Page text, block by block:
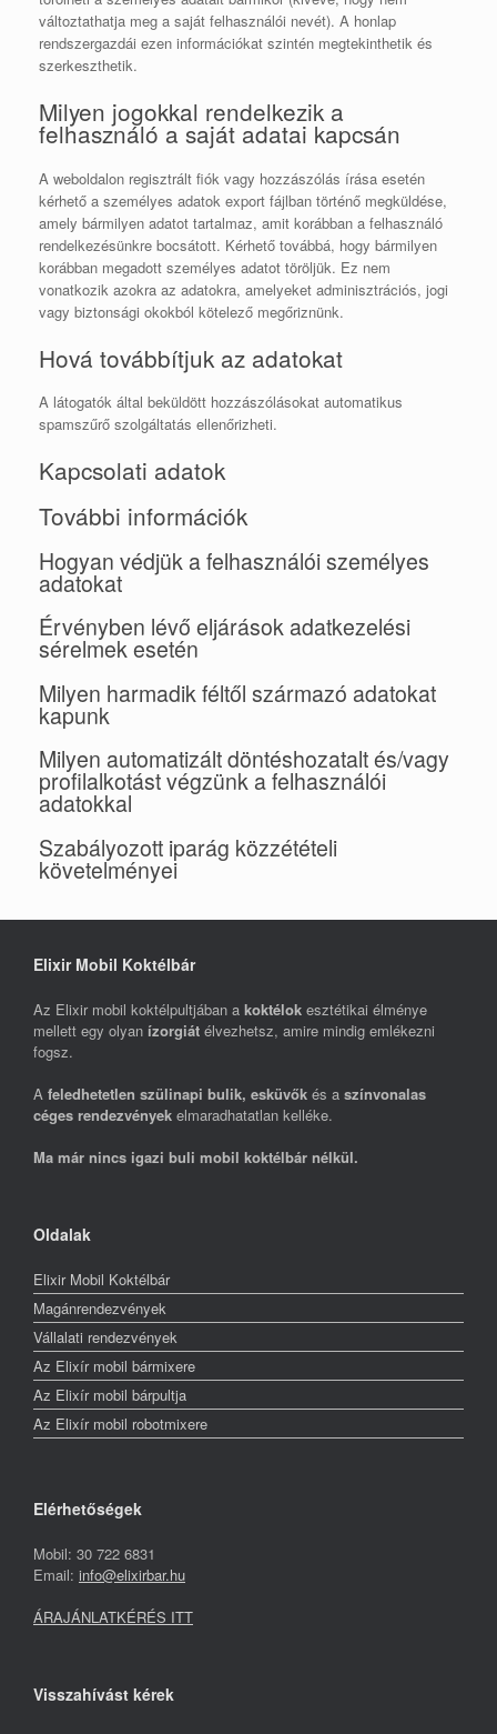
változtathatja meg a saját felhasználói nevét). A honlap
rendszergazdái ezen információkat szintén megtekinthetik és
szerkeszthetik.
Milyen jogokkal rendelkezik a
felhasználó a saját adatai kapcsán
A weboldalon regisztrált fiók vagy hozzászólás írása esetén
kérhető a személyes adatok export fájlban történő megküldése,
amely bármilyen adatot tartalmaz, amit korábban a felhasználó
rendelkezésünkre bocsátott. Kérhető továbbá, hogy bármilyen
korábban megadott személyes adatot töröljük. Ez nem
vonatkozik azokra az adatokra, amelyeket adminisztrációs, jogi
vagy biztonsági okokból kötelező megőriznünk.
Hová továbbítjuk az adatokat
A látogatók által beküldött hozzászólásokat automatikus
spamszűrő szolgáltatás ellenőrizheti.
Kapcsolati adatok
További információk
Hogyan védjük a felhasználói személyes
adatokat
Érvényben lévő eljárások adatkezelési
sérelmek esetén
Milyen harmadik féltől származó adatokat
kapunk
Milyen automatizált döntéshozatalt és/vagy
profilalkotást végzünk a felhasználói
adatokkal
Szabályozott iparág közzétételi
követelményei
Elixir Mobil Koktélbár
Az Elixir mobil koktélpultjában a koktélok esztétikai élménye
mellett egy olyan ízorgiát élvezhetsz, amire mindig emlékezni
fogsz.
A feledhetetlen szülinapi bulik, esküvők és a színvonalas
céges rendezvények elmaradhatatlan kelléke.
Ma már nincs igazi buli mobil koktélbár nélkül.
Oldalak
Elixir Mobil Koktélbár
Magánrendezvények
Vállalati rendezvények
Az Elixír mobil bármixere
Az Elixír mobil bárpultja
Az Elixír mobil robotmixere
Elérhetőségek
Mobil: 30 722 6831
Email: info@elixirbar.hu
ÁRAJÁNLATKÉRÉS ITT
Visszahívást kérek